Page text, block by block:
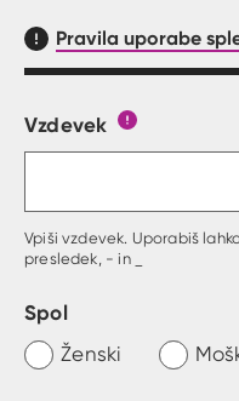
Pravila uporabe
Obrazec, kjer lahko
Vzdevek
Vpiši vzdevek. Uporabiš
presledek, - in _
Spol
Ženski